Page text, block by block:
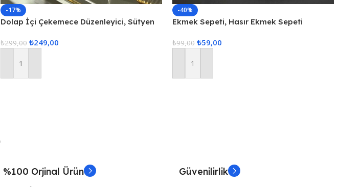
-17%
Dolap İçi Çekemece Düzenleyici, Sütyen
Çekmece İçi Düzenle
₺299,00 ₺249,00
Sepete Ekle
-40%
Ekmek Sepeti, Hasır Ekmek Sepeti
₺99,00 ₺59,00
Sepete Ekle
%100 Orjinal Ürün Güvenilirlik